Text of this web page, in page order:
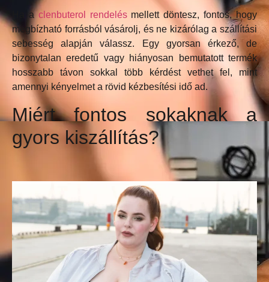
Ha aclenbuterol rendelésmellett döntesz, fontos, hogy
megbízható forrásból vásárolj, és ne kizárólag a szállítási
sebesség alapján válassz. Egy gyorsan érkező, de
bizonytalan eredetű vagy hiányosan bemutatott termék
hosszabb távon sokkal több kérdést vethet fel, mint
amennyi kényelmet a rövid kézbesítési idő ad.
Miért fontos sokaknak a
gyors kiszállítás?